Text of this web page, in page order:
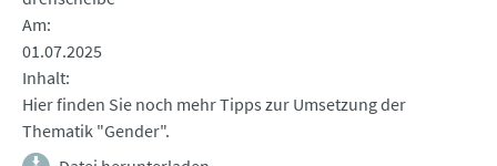
Am
01.07.2025
Inhalt
Hier finden Sie noch mehr Tipps zur Umsetzung der
Thematik "Gender".